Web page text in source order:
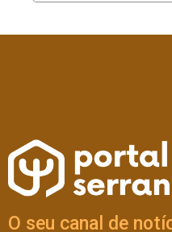
O seu canal de